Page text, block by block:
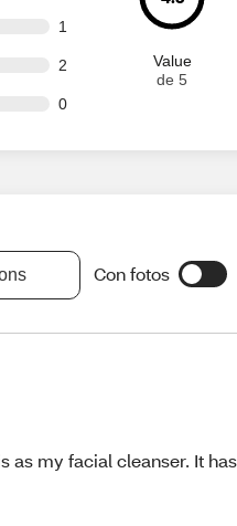
1
2
0
Value
de 5
Con fotos
as my facial cleanser. It